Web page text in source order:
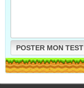
POSTER MON TEST